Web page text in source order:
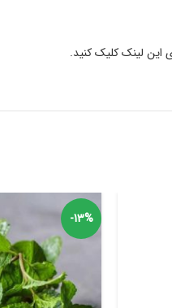
این لینک کلیک کنید.
-13%